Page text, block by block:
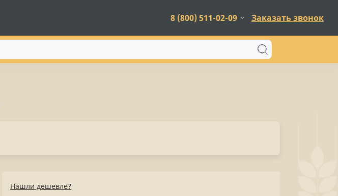
8 (800) 511-02-09 Заказать звонок
Нашли дешевле?